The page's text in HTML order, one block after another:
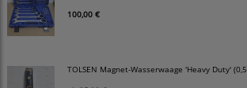
100,00 €
TOLSEN Magnet-Wasserwaage 'Heavy Duty'